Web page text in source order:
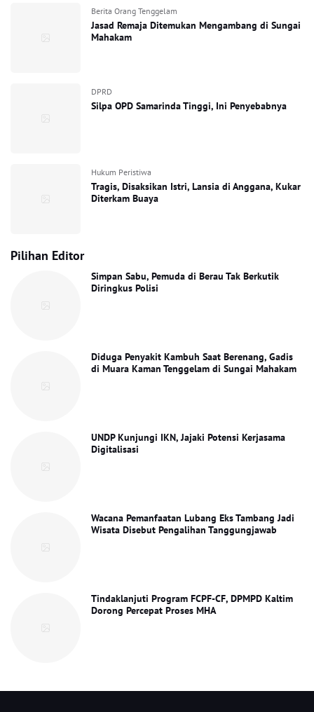
Berita Orang Tenggelam
Jasad Remaja Ditemukan Mengambang di Sungai
Mahakam
DPRD
Silpa OPD Samarinda Tinggi, Ini Penyebabnya
Hukum Peristiwa
Tragis, Disaksikan Istri, Lansia di Anggana, Kukar
Diterkam Buaya
Pilihan Editor
Simpan Sabu, Pemuda di Berau Tak Berkutik
Diringkus Polisi
Diduga Penyakit Kambuh Saat Berenang, Gadis
di Muara Kaman Tenggelam di Sungai Mahakam
UNDP Kunjungi IKN, Jajaki Potensi Kerjasama
Digitalisasi
Wacana Pemanfaatan Lubang Eks Tambang Jadi
Wisata Disebut Pengalihan Tanggungjawab
Tindaklanjuti Program FCPF-CF, DPMPD Kaltim
Dorong Percepat Proses MHA